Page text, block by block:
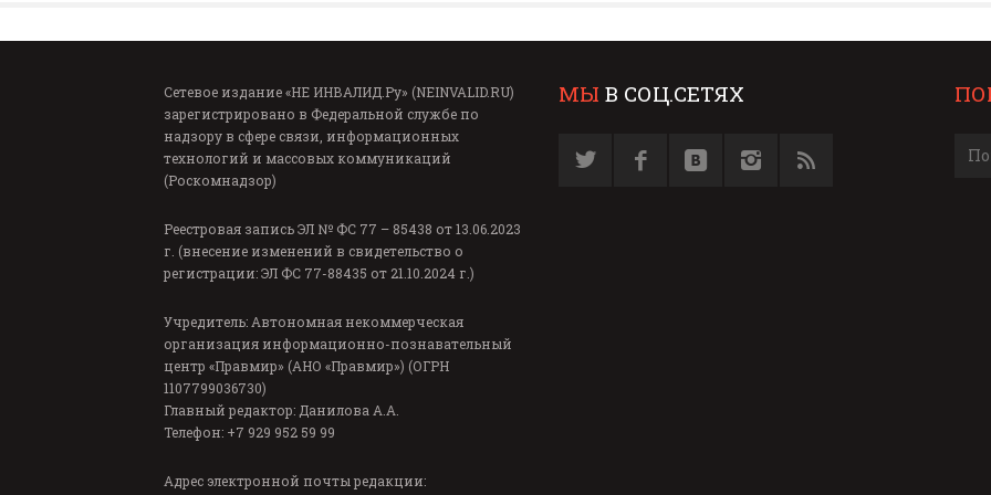
Сетевое издание «НЕ ИНВАЛИД.Ру» (NEINVALID.RU)
зарегистрировано в Федеральной службе по
надзору в сфере связи, информационных
технологий и массовых коммуникаций
(Роскомнадзор)
Реестровая запись ЭЛ № ФС 77 – 85438 от 13.06.2023
г. (внесение изменений в свидетельство о
регистрации: ЭЛ ФС 77-88435 от 21.10.2024 г.)
Учредитель: Автономная некоммерческая
организация информационно-познавательный
центр «Правмир» (АНО «Правмир») (ОГРН
1107799036730)
Главный редактор: Данилова А.А.
Телефон: +7 929 952 59 99
Адрес электронной почты редакции:
МЫ В СОЦ.СЕТЯХ